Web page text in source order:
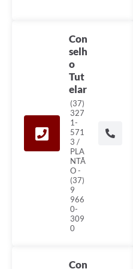
Con
selh
o
Tut
elar
(37)
327
1-
571
3 /
PLA
NTÃ
O -
(37)
9
966
0-
309
0
Con